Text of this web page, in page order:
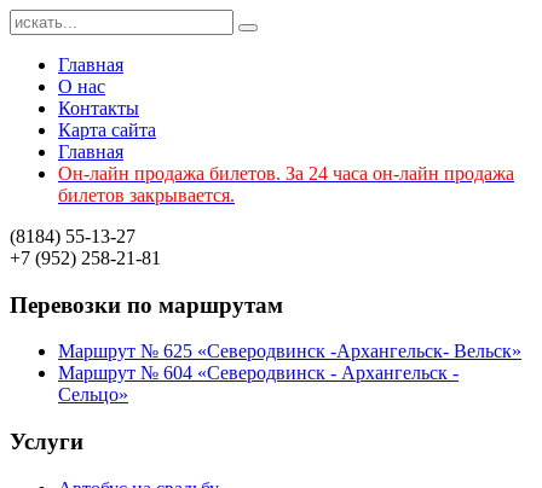
Главная
О нас
Контакты
Карта сайта
Главная
Он-лайн продажа билетов. За 24 часа он-лайн продажа
билетов закрывается.
(8184) 55-13-27
+7 (952) 258-21-81
Перевозки по маршрутам
Маршрут № 625 «Северодвинск -Архангельск- Вельск»
Маршрут № 604 «Северодвинск - Архангельск -
Сельцо»
Услуги